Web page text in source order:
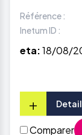
Référence :
Inetum ID :
eta:18/08/
+ Detail
Comparer